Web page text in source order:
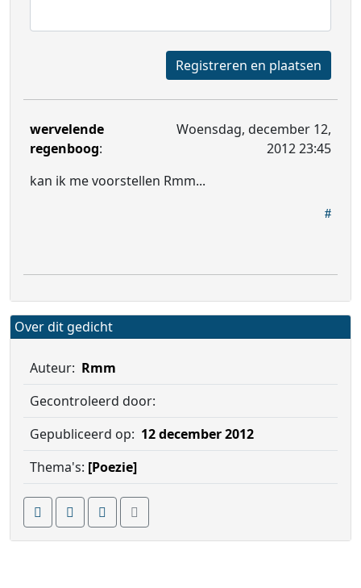
Registreren en plaatsen
wervelende
regenboog:
Woensdag, december 12,
2012 23:45
kan ik me voorstellen Rmm...
Over dit gedicht
Auteur: Rmm
Gecontroleerd door:
Gepubliceerd op: 12 december 2012
Thema's: [Poezie]